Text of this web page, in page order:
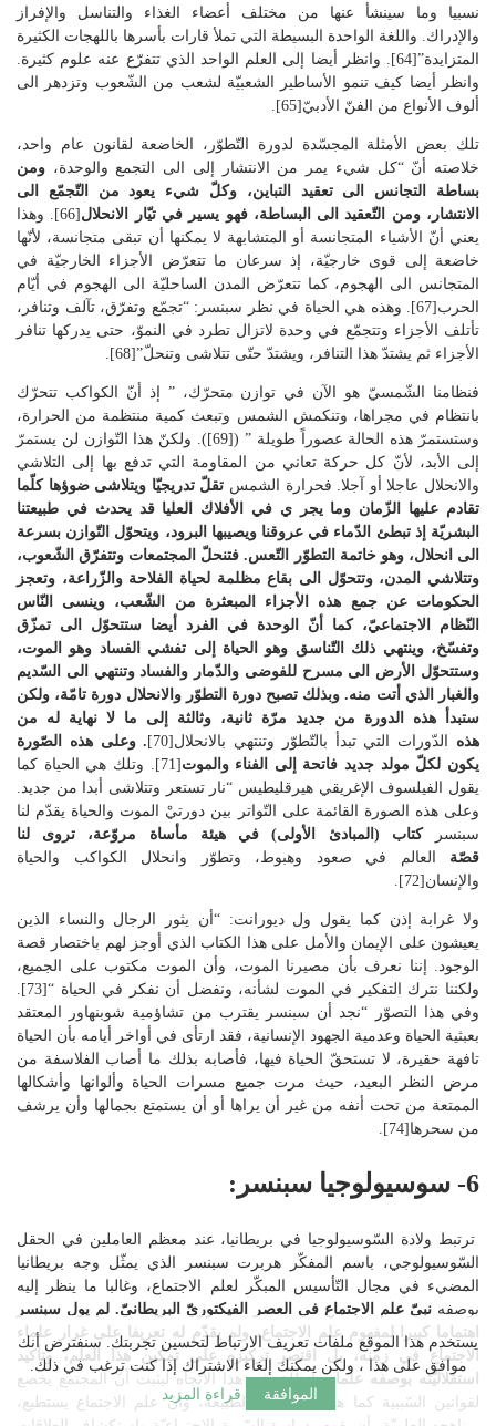
نسبيا وما سينشأ عنها من مختلف أعضاء الغذاء والتناسل والإفراز
والإدراك. واللغة الواحدة البسيطة التي تملأ قارات بأسرها باللهجات الكثيرة
المتزايدة”[64]. وانظر أيضا إلى العلم الواحد الذي تتفرّع عنه علوم كثيرة.
وانظر أيضا كيف تنمو الأساطير الشعبيّة لشعب من الشّعوب وتزدهر الى
ألوف الأنواع من الفنّ الأدبيّ[65].
تلك بعض الأمثلة المجسّدة لدورة التّطوّر، الخاضعة لقانون عام واحد،
خلاصته أنّ “كل شيء يمر من الانتشار إلى الى التجمع والوحدة، ومن
بساطة التجانس الى تعقيد التباين،
وكلّ شيء يعود من التّجمّع الى
الانتشار، ومن التّعقيد الى البساطة، فهو يسير في تيّار الانحلال
[66]. وهذا
يعني أنّ الأشياء المتجانسة أو المتشابهة لا يمكنها أن تبقى متجانسة، لأنّها
خاضعة إلى قوى خارجيّة، إذ سرعان ما تتعرّض الأجزاء الخارجيّة في
المتجانس الى الهجوم، كما تتعرّض المدن الساحليّة الى الهجوم في أيّام
الحرب[67]. وهذه هي الحياة في نظر سبنسر: “تجمّع وتفرّق، تآلف وتنافر،
تأتلف الأجزاء وتتجمّع في وحدة لاتزال تطرد في النموّ، حتى يدركها تنافر
الأجزاء ثم يشتدّ هذا التنافر، ويشتدّ حتّى تتلاشى وتنحلّ”[68].
فنظامنا الشّمسيّ هو الآن في توازن متحرّك، ” إذ أنّ الكواكب تتحرّك
بانتظام في مجراها، وتنكمش الشمس وتبعث كمية منتظمة من الحرارة،
وستستمرّ هذه الحالة عصوراً طويلة ” ([69]). ولكنّ هذا التّوازن لن يستمرّ
إلى الأبد، لأنّ كل حركة تعاني من المقاومة التي تدفع بها إلى التلاشي
والانحلال عاجلا أو آجلا. فحرارة الشمس تقلّ تدريجيّا ويتلاشى ضوؤها كلّما
تقادم عليها الزّمان وما يجر ي في الأفلاك العليا قد يحدث في طبيعتنا
البشريّة إذ تبطئ الدّماء في عروقنا ويصيبها البرود، ويتحوّل التّوازن بسرعة
الى انحلال، وهو خاتمة التطوّر التّعس. فتنحلّ المجتمعات وتتفرّق الشّعوب،
وتتلاشي المدن، وتتحوّل الى بقاع مظلمة لحياة الفلاحة والزّراعة، وتعجز
الحكومات عن جمع هذه الأجزاء المبعثرة من الشّعب، وينسى النّاس
النّظام الاجتماعيّ، كما أنّ الوحدة في الفرد أيضا ستتحوّل الى تمزّق
وتفسّخ، وينتهي ذلك التّناسق وهو الحياة إلى تفشي الفساد وهو الموت،
وستتحوّل الأرض الى مسرح للفوضى والدّمار والفساد وتنتهي الى السّديم
والغبار الذي أتت منه. وبذلك تصبح دورة التطوّر والانحلال دورة تامّة، ولكن
ستبدأ هذه الدورة من جديد مرّة ثانية، وثالثة إلى ما لا نهاية له من
هذه الدّورات التي تبدأ بالتّطوّر وتنتهي بالانحلال[70]
. وعلى هذه الصّورة
يكون لكلّ مولد جديد فاتحة إلى الفناء والموت
[71]. وتلك هي الحياة كما
يقول الفيلسوف الإغريقي هيرقليطيس “نار تستعر وتتلاشى أبدا من جديد.
وعلى هذه الصورة القائمة على التّواتر بين دورتيْ الموت والحياة يقدّم لنا
سبنسركتاب (المبادئ الأولى) في هيئة مأساة مروّعة، تروى لنا
قصّة العالم في صعود وهبوط، وتطوّر وانحلال الكواكب والحياة
والإنسان[72].
ولا غرابة إذن كما يقول ول ديورانت: “أن يثور الرجال والنساء الذين
يعيشون على الإيمان والأمل على هذا الكتاب الذي أوجز لهم باختصار قصة
الوجود. إننا نعرف بأن مصيرنا الموت، وأن الموت مكتوب على الجميع،
ولكننا نترك التفكير في الموت لشأنه، ونفضل أن نفكر في الحياة “[73].
وفي هذا التصوّر “نجد أن سبنسر يقترب من تشاؤمية شوبنهاور المعتقد
بعبثية الحياة وعدمية الجهود الإنسانية، فقد ارتأى في أواخر أيامه بأن الحياة
تافهة حقيرة، لا تستحقّ الحياة فيها، فأصابه بذلك ما أصاب الفلاسفة من
مرض النظر البعيد، حيث مرت جميع مسرات الحياة وألوانها وأشكالها
الممتعة من تحت أنفه من غير أن يراها أو أن يستمتع بجمالها وأن يرشف
من سحرها[74].
6- سوسيولوجيا سبنسر:
ترتبط ولادة السّوسيولوجيا في بريطانيا، عند معظم العاملين في الحقل
السّوسيولوجي، باسم المفكّر هربرت سبنسر الذي يمثّل وجه بريطانيا
المضيء في مجال التّأسيس المبكّر لعلم الاجتماع، وغالبا ما ينظر إليه
بوصفه نبيّ علم الاجتماع في العصر الفيكتوريّ البريطانيّ. لم يول سبنسر
اهتماما كبيرا لمفهوم علم الاجتماع، ولم يقدّم له تعريفا على غرار علماء
الاجتماع في زمنه، بل اقتصر تركيزه على تمكين هذا العلم، وتأكيد
استقلاليّته بوصفه علما،وانطلق في هذا الاتّجاه ليثبت أنّ المجتمع يخضع
لقوانين السّببية كما هو الحال في الطبيعة، وأنّ علم الاجتماع يستطيع،
يستخدم هذا الموقع ملفات تعريف الارتباط لتحسين تجربتك. سنفترض أنك
موافق على هذا ، ولكن يمكنك إلغاء الاشتراك إذا كنت ترغب في ذلك.
الموافقة
قراءة المزيد